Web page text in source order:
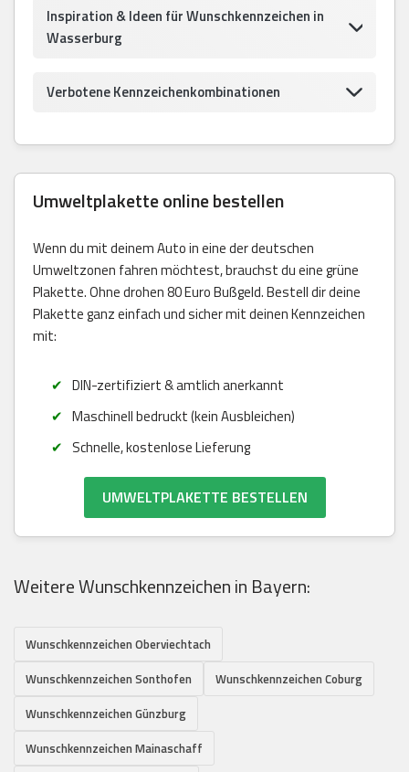
Inspiration & Ideen für Wunschkennzeichen in
Wasserburg
Verbotene Kennzeichenkombinationen
Umweltplakette online bestellen
Wenn du mit deinem Auto in eine der deutschen
Umweltzonen fahren möchtest, brauchst du eine grüne
Plakette. Ohne drohen 80 Euro Bußgeld. Bestell dir deine
Plakette ganz einfach und sicher mit deinen Kennzeichen
mit:
DIN-zertifiziert & amtlich anerkannt
Maschinell bedruckt (kein Ausbleichen)
Schnelle, kostenlose Lieferung
UMWELTPLAKETTE BESTELLEN
Weitere Wunschkennzeichen in Bayern:
Wunschkennzeichen Oberviechtach
Wunschkennzeichen Sonthofen
Wunschkennzeichen Coburg
Wunschkennzeichen Günzburg
Wunschkennzeichen Mainaschaff